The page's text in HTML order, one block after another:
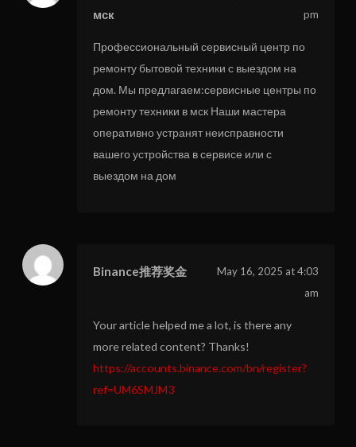
мск
pm
Профессиональный сервисный центр по
ремонту бытовой техники с выездом на
дом. Мы предлагаем:сервисные центры по
ремонту техники в мск Наши мастера
оперативно устранят неисправности
вашего устройства в сервисе или с
выездом на дом
Binance推荐奖金
May 16, 2025 at 4:03
am
Your article helped me a lot, is there any
more related content? Thanks!
https://accounts.binance.com/bn/register?
ref=UM6SMJM3